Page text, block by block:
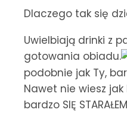
Dlaczego tak się
Uwielbiają drinki z
gotowania obiadu.
podobnie jak Ty,
Nawet nie wiesz jak
bardzo SIĘ